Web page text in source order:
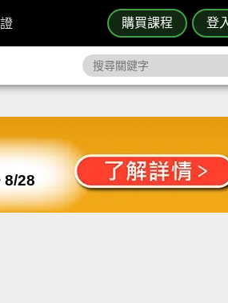
購買課程 登
8/28